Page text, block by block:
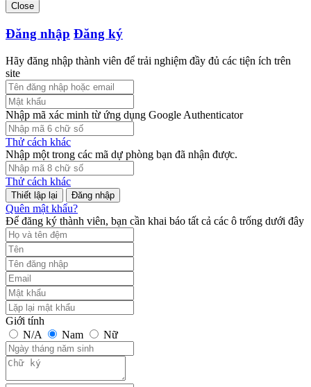
Close
Đăng nhập Đăng ký
Hãy đăng nhập thành viên để trải nghiệm đầy đủ các tiện ích trên
site
Nhập mã xác minh từ ứng dụng Google Authenticator
Thử cách khác
Nhập một trong các mã dự phòng bạn đã nhận được.
Thử cách khác
Đăng nhập
Quên mật khẩu?
Để đăng ký thành viên, bạn cần khai báo tất cả các ô trống dưới đây
Giới tính
N/A
Nam Nữ